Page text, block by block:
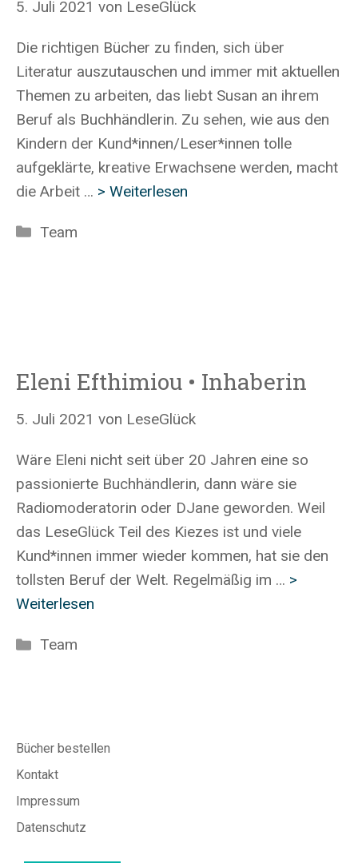
5. Juli 2021 von LeseGlück
Die richtigen Bücher zu finden, sich über
Literatur auszutauschen und immer mit aktuellen
Themen zu arbeiten, das liebt Susan an ihrem
Beruf als Buchhändlerin. Zu sehen, wie aus den
Kindern der Kund*innen/Leser*innen tolle
aufgeklärte, kreative Erwachsene werden, macht
die Arbeit … > Weiterlesen
Kategorien
Team
Eleni Efthimiou • Inhaberin
5. Juli 2021 von LeseGlück
Wäre Eleni nicht seit über 20 Jahren eine so
passionierte Buchhändlerin, dann wäre sie
Radiomoderatorin oder DJane geworden. Weil
das LeseGlück Teil des Kiezes ist und viele
Kund*innen immer wieder kommen, hat sie den
tollsten Beruf der Welt. Regelmäßig im … >
Weiterlesen
Kategorien
Team
Bücher bestellen
Kontakt
Impressum
Datenschutz